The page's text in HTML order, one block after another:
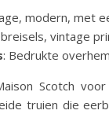
modern, met
vintage
: Bedrukte
Scotch
truien die